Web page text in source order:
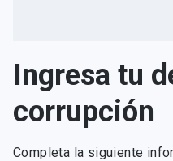
Ingresa tu
corrupción
Completa la siguiente